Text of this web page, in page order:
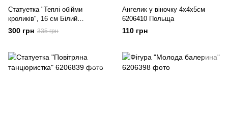
Статуетка "Теплі обійми
кроликів", 16 см Білий
Полістоун 6206440 Китай
300 грн 335 грн
Ангелик у віночку 4х4х5см
6206410 Польща
110 грн